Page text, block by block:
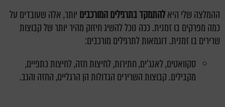
ההמלצה שלי היאלהתמקד בתרגילים המורכבים יותר, אלה שעובדים על
כמה מפרקים בו זמנית. ככה נוכל להשיג חיזוק מהיר יותר של קבוצות
שרירים בו זמנית. דוגמאות לתרגילים מורכבים:
סקוואטים, לאנג'ים, חתירות, לחיצות חזה, לחיצות כתפיים,
מקבילים. קבוצות השרירים הגדולות הן הרגליים, החזה והגב.